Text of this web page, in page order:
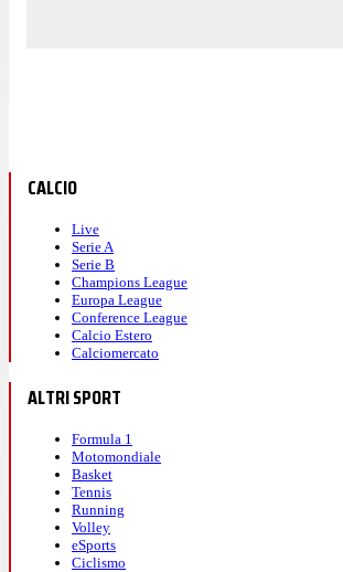
CALCIO
Live
Serie A
Serie B
Champions League
Europa League
Conference League
Calcio Estero
Calciomercato
ALTRI SPORT
Formula 1
Motomondiale
Basket
Tennis
Running
Volley
eSports
Ciclismo